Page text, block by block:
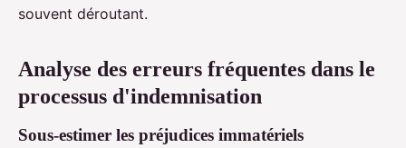
souvent déroutant.
Analyse des erreurs fréquentes dans le
processus d'indemnisation
Sous-estimer les préjudices immatériels